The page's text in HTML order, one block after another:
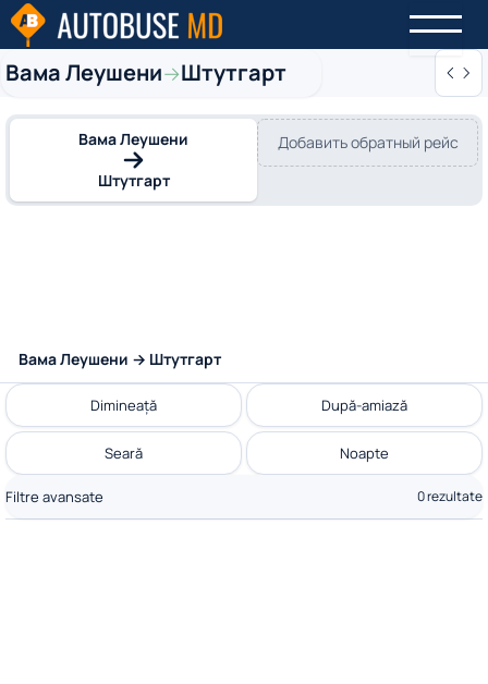
Вама Леушени→Штутгарт
Вама Леушени
Штутгарт
Добавить обратный рейс
Вама Леушени → Штутгарт
Dimineață După-amiază
Seară Noapte
Filtre avansate 0 rezultate